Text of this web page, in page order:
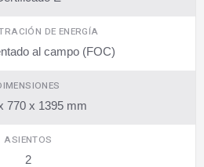
DE ENERGÍA
al campo (FOC)
770 x 1395 mm
ASIENTOS
2